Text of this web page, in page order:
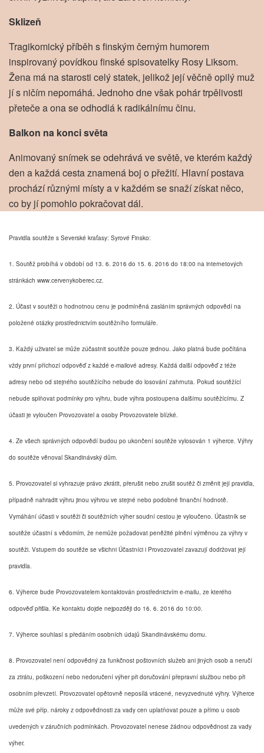
Sklizeň
Tragikomický příběh s finským černým humorem
inspirovaný povídkou finské spisovatelky Rosy Liksom.
Žena má na starosti celý statek, jelikož její věčně opilý muž
jí s ničím nepomáhá. Jednoho dne však pohár trpělivosti
přeteče a ona se odhodlá k radikálnímu činu.
Balkon na konci světa
Animovaný snímek se odehrává ve světě, ve kterém každý
den a každá cesta znamená boj o přežití. Hlavní postava
prochází různými místy a v každém se snaží získat něco,
co by jí pomohlo pokračovat dál.
Pravidla soutěže s Severské kraťasy: Syrové Finsko:
1. Soutěž probíhá v období od 13. 6. 2016 do 15. 6. 2016 do 18:00 na internetových
stránkách www.cervenykoberec.cz.
2. Účast v soutěži o hodnotnou cenu je podmíněná zasláním správných odpovědí na
položené otázky prostřednictvím soutěžního formuláře.
3. Každý uživatel se může zúčastnit soutěže pouze jednou. Jako platná bude počítána
vždy první příchozí odpověď z každé e-mailové adresy. Každá další odpověď z téže
adresy nebo od stejného soutěžícího nebude do losování zahrnuta. Pokud soutěžící
nebude splňovat podmínky pro výhru, bude výhra postoupena dalšímu soutěžícímu. Z
účasti je vyloučen Provozovatel a osoby Provozovatele blízké.
4. Ze všech správných odpovědí budou po ukončení soutěže vylosován 1 výherce. Výhry
do soutěže věnoval Skandinávský dům.
5. Provozovatel si vyhrazuje právo zkrátit, přerušit nebo zrušit soutěž či změnit její pravidla,
případně nahradit výhru jinou výhrou ve stejné nebo podobné finanční hodnotě.
Vymáhání účasti v soutěži či soutěžních výher soudní cestou je vyloučeno. Účastník se
soutěže účastní s vědomím, že nemůže požadovat peněžité plnění výměnou za výhry v
soutěži. Vstupem do soutěže se všichni Účastníci i Provozovatel zavazují dodržovat její
pravidla.
6. Výherce bude Provozovatelem kontaktován prostřednictvím e-mailu, ze kterého
odpověď přišla. Ke kontaktu dojde nejpozději do 16. 6. 2016 do 10:00.
7. Výherce souhlasí s předáním osobních údajů Skandinávskému domu.
8. Provozovatel není odpovědný za funkčnost poštovních služeb ani jiných osob a neručí
za ztrátu, poškození nebo nedoručení výher při doručování přepravní službou nebo při
osobním převzetí. Provozovatel opětovně neposílá vrácené, nevyzvednuté výhry. Výherce
může své příp. nároky z odpovědnosti za vady cen uplatňovat pouze a přímo u osob
uvedených v záručních podmínkách. Provozovatel nenese žádnou odpovědnost za vady
výher.